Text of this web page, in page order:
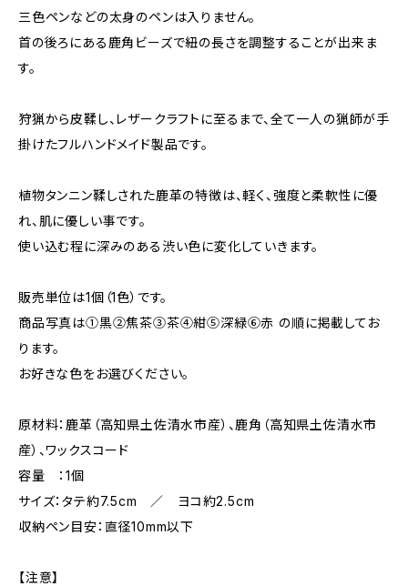
三色ペンなどの太身のペンは入りません。
首の後ろにある鹿角ビーズで紐の長さを調整することが出来ま
す。
狩猟から皮鞣し、レザークラフトに至るまで、全て一人の猟師が手
掛けたフルハンドメイド製品です。
植物タンニン鞣しされた鹿革の特徴は、軽く、強度と柔軟性に優
れ、肌に優しい事です。
使い込む程に深みのある渋い色に変化していきます。
販売単位は1個（1色）です。
商品写真は①黒②焦茶③茶④紺⑤深緑⑥赤 の順に掲載してお
ります。
お好きな色をお選びください。
原材料：鹿革（高知県土佐清水市産）、鹿角（高知県土佐清水市
産）、ワックスコード
容量 ：1個
サイズ：タテ約7.5cm ／ ヨコ約2.5cm
収納ペン目安：直径10mm以下
【注意】